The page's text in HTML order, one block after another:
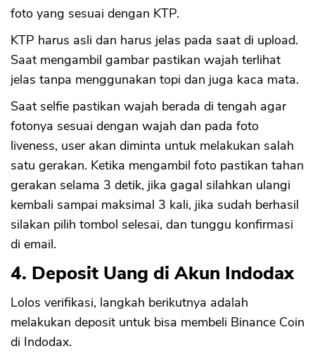
foto yang sesuai dengan KTP.
KTP harus asli dan harus jelas pada saat di upload.
Saat mengambil gambar pastikan wajah terlihat
jelas tanpa menggunakan topi dan juga kaca mata.
Saat selfie pastikan wajah berada di tengah agar
fotonya sesuai dengan wajah dan pada foto
liveness, user akan diminta untuk melakukan salah
satu gerakan. Ketika mengambil foto pastikan tahan
gerakan selama 3 detik, jika gagal silahkan ulangi
kembali sampai maksimal 3 kali, jika sudah berhasil
silakan pilih tombol selesai, dan tunggu konfirmasi
di email.
4. Deposit Uang di Akun Indodax
Lolos verifikasi, langkah berikutnya adalah
melakukan deposit untuk bisa membeli Binance Coin
di Indodax.